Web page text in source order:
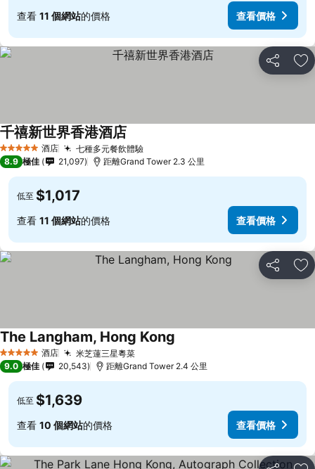
查看 11 個網站的價格 查看價格
分享 放
5 星級 酒店 七種多元餐飲體驗查看價格
千禧新世界香港酒店
8.9 極佳 21,097 距離Grand Tower 2.3 公里
低至 $1,017
查看 11 個網站的價格 查看價格
分享 放
5 星級 酒店 米芝蓮三星粵菜查看價格
The Langham, Hong Kong
9.0 極佳 20,543 距離Grand Tower 2.4 公里
低至 $1,639
查看 10 個網站的價格 查看價格